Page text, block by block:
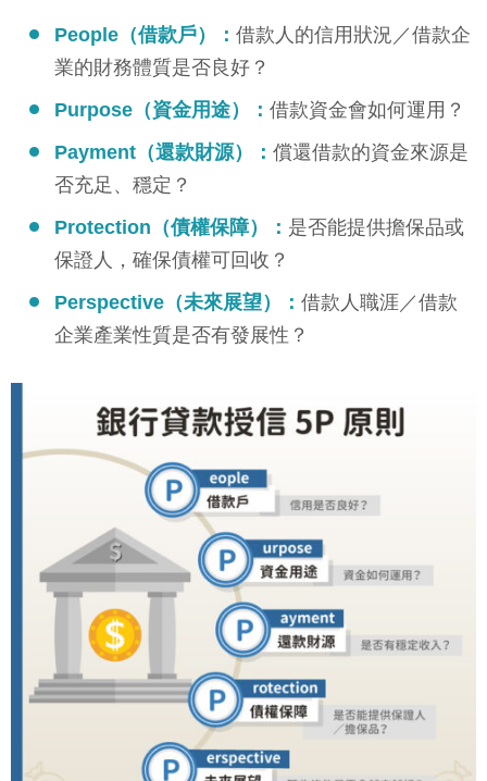
People（借款戶）： 借款人的信用狀況／借款企
業的財務體質是否良好？
Purpose（資金用途）： 借款資金會如何運用？
Payment（還款財源）： 償還借款的資金來源是
否充足、穩定？
Protection（債權保障）： 是否能提供擔保品或
保證人，確保債權可回收？
Perspective（未來展望）： 借款人職涯／借款
企業產業性質是否有發展性？